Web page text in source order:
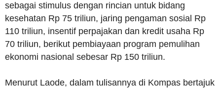
sebagai stimulus dengan rincian untuk bidang
kesehatan Rp 75 triliun, jaring pengaman sosial Rp
110 triliun, insentif perpajakan dan kredit usaha Rp
70 triliun, berikut pembiayaan program pemulihan
ekonomi nasional sebesar Rp 150 triliun.
Menurut Laode, dalam tulisannya di Kompas bertajuk